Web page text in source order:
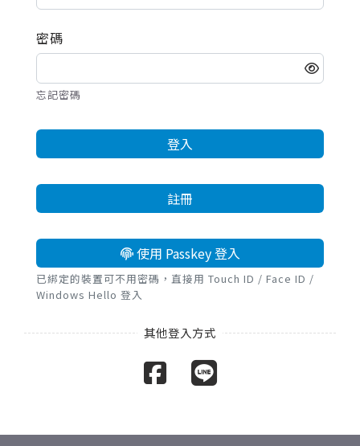
密碼
忘記密碼
登入
註冊
使用 Passkey 登入
已綁定的裝置可不用密碼，直接用 Touch ID / Face ID /
Windows Hello 登入